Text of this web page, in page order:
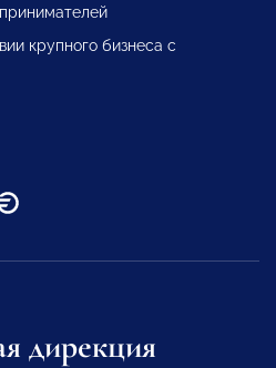
крупного бизнеса с
дирекция